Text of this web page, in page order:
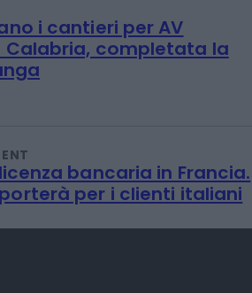
i cantieri per AV
Calabria, completata la
bancaria in Francia.
per i clienti italiani